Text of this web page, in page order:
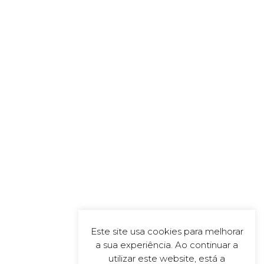
Este site usa cookies para melhorar
a sua experiência. Ao continuar a
utilizar este website, está a